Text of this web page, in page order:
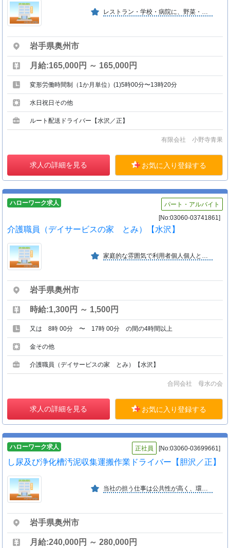
レストラン・学校・病院に、野菜・果物を納品・販売が主な仕事です。やる気のある方大募集。
岩手県奥州市
月給:165,000円 ～ 165,000円
変形労働時間制（1か月単位）(1)5時00分〜13時20分
水日祝日その他
ルート配送ドライバー【水沢／正】
有限会社 小野寺青果
求人の詳細を見る お気に入り登録する
ハローワーク求人
パート・アルバイト
[No:03060-03741861]
介護職員（デイサービスの家 とみ）【水沢】
家庭的な雰囲気で利用者個人個人としっかり向き合い、皆様に安心してご利用いただけるよう常に質の向上を図り、利用者様と一緒に楽しく活動しながら地域に愛される施設を目指しております。
岩手県奥州市
時給:1,300円 ～ 1,500円
又は 8時 00分 〜 17時 00分 の間の4時間以上
金その他
介護職員（デイサービスの家 とみ）【水沢】
合同会社 母水の会
求人の詳細を見る お気に入り登録する
ハローワーク求人 正社員 [No:03060-03699661]
し尿及び浄化槽汚泥収集運搬作業ドライバー【胆沢／正】
当社の担う仕事は公共性が高く、環境保護にも貢献できるやりがいのある仕事です。また、年間を通じて残業がほぼなく、時間を有効活用できます。
岩手県奥州市
月給:240,000円 ～ 280,000円